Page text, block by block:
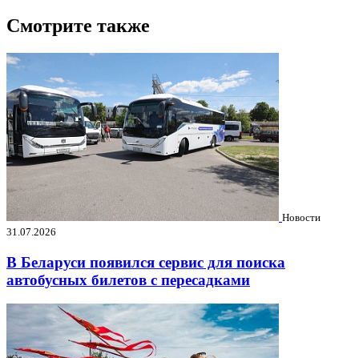
Смотрите также
Новости
31.07.2026
В Беларуси появился сервис для поиска
автобусных билетов с пересадками